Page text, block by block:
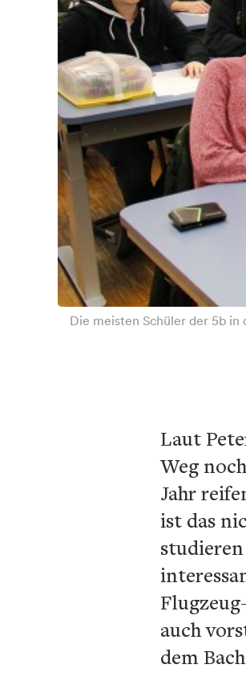
Die meisten Schüler der 5b
Laut
Weg
Jahr
ist das
auch
dem